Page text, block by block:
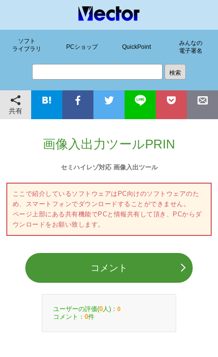
ソフト
ライブラリ
PCショップ QuickPoint
みんなの
電子署名
共有
画像入出力ツールPRIN
セミハイレゾ対応 画像入出ツール
ここで紹介しているソフトウェアはPC向けのソフトウェアのた
め、スマートフォンでダウンロードすることができません。
ページ上部にある共有機能でPCと情報共有して頂き、PCからダ
ウンロードをお願い致します。
コメント
ユーザーの評価(0 人)： 0
コメント： 0件